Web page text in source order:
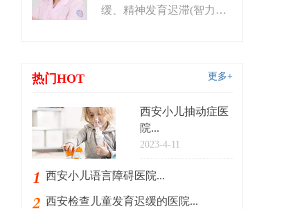
缓、精神发育迟滞(智力低
更多+
热门HOT
西安小儿抽动症医
院...
2023-4-11
西安小儿语言障碍医院...
西安检查儿童发育迟缓的医院...